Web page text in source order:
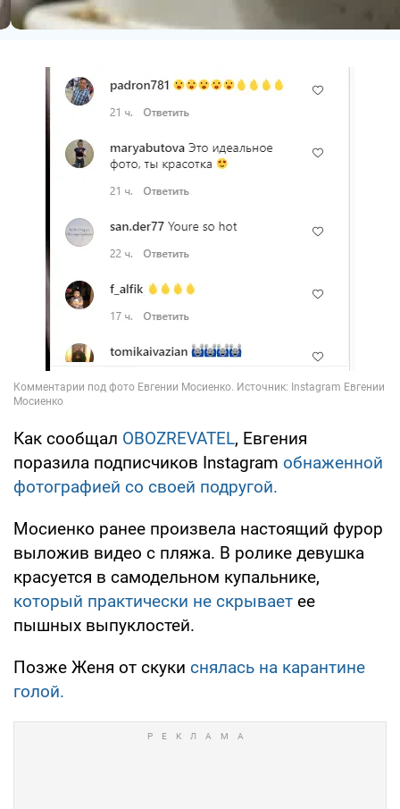
Как сообщал OBOZREVATEL, Евгения
поразила подписчиков Instagram обнаженной
фотографией со своей подругой.
Мосиенко ранее произвела настоящий фурор
выложив видео с пляжа. В ролике девушка
красуется в самодельном купальнике,
который практически не скрывает ее
пышных выпуклостей.
Позже Женя от скуки снялась на карантине
голой.